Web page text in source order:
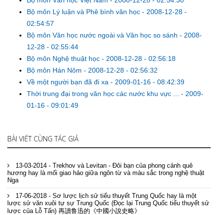
Bộ môn Lý luận và Phê bình văn học - 2008-12-28 -
02:54:57
Bộ môn Văn học nước ngoài và Văn học so sánh - 2008-
12-28 - 02:55:44
Bộ môn Nghệ thuật học - 2008-12-28 - 02:56:18
Bộ môn Hán Nôm - 2008-12-28 - 02:56:32
Về một người bạn đã đi xa - 2009-01-16 - 08:42:39
Thời trung đại trong văn học các nước khu vực ... - 2009-
01-16 - 09:01:49
BÀI VIẾT CÙNG TÁC GIẢ
13-03-2014 - Trekhov và Levitan - Đôi bạn của phong cảnh quê
hương hay là mối giao hảo giữa ngôn từ và màu sắc trong nghệ thuật
Nga
17-06-2018 - Sơ lược lịch sử tiểu thuyết Trung Quốc hay là một
lược sử văn xuôi tự sự Trung Quốc (Đọc lại Trung Quốc tiểu thuyết sử
lược của Lỗ Tấn) 再讀鲁迅的《中國小說史略》